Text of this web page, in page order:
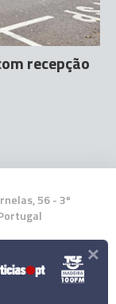
recepção
56 - 3º
×